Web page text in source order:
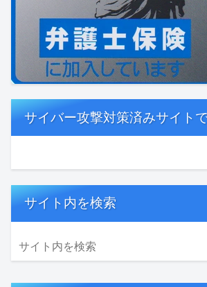
サイバー攻撃対策済みサイトで
サイト内を検索